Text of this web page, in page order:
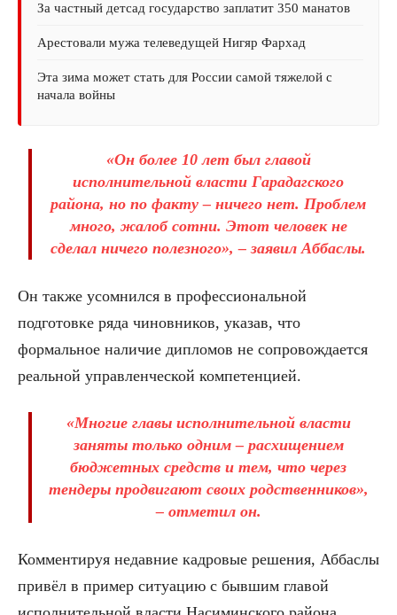
За частный детсад государство заплатит 350 манатов
Арестовали мужа телеведущей Нигяр Фархад
Эта зима может стать для России самой тяжелой с
начала войны
«Он более 10 лет был главой
исполнительной власти Гарадагского
района, но по факту – ничего нет. Проблем
много, жалоб сотни. Этот человек не
сделал ничего полезного», – заявил Аббаслы.
Он также усомнился в профессиональной
подготовке ряда чиновников, указав, что
формальное наличие дипломов не сопровождается
реальной управленческой компетенцией.
«Многие главы исполнительной власти
заняты только одним – расхищением
бюджетных средств и тем, что через
тендеры продвигают своих родственников»,
– отметил он.
Комментируя недавние кадровые решения, Аббаслы
привёл в пример ситуацию с бывшим главой